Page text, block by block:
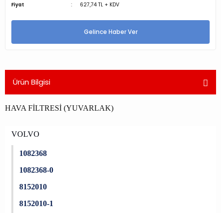
Fiyat 627,74 TL + KDV
Gelince Haber Ver
Ürün Bilgisi
HAVA FİLTRESİ (YUVARLAK)
VOLVO
1082368
1082368-0
8152010
8152010-1